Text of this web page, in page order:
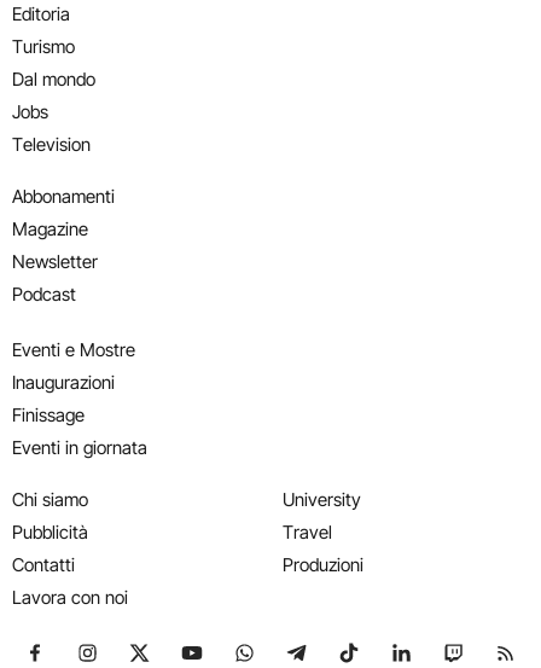
Editoria
Turismo
Dal mondo
Jobs
Television
Abbonamenti
Magazine
Newsletter
Podcast
Eventi e Mostre
Inaugurazioni
Finissage
Eventi in giornata
Chi siamo
Pubblicità
Contatti
Lavora con noi
University
Travel
Produzioni
Seguici su Facebook
Seguici su Instagram
Seguici su X
Seguici su YouTube
Seguici su WhatsApp
Seguici su Telegram
Seguici su TikTok
Seguici su
Seguici